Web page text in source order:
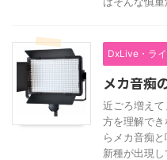
DxLive・ラ
メカ音痴
近ごろ増え
方を理解で
らメカ音痴
新種が出現